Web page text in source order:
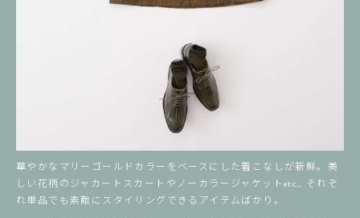
華やかなマリーゴールドカラーをベースにした着こなしが新鮮。美
しい花柄のジャカートスカートやノーカラージャケットetc… それぞ
れ単品でも素敵にスタイリングできるアイテムばかり。